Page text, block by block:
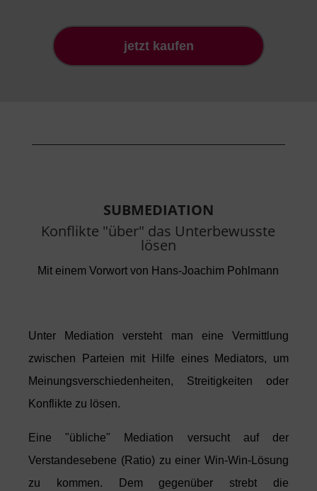
jetzt kaufen
SUBMEDIATION
Konflikte "über" das Unterbewusste
lösen
Mit einem Vorwort von Hans-Joachim Pohlmann
Unter Mediation versteht man eine Vermittlung
zwischen Parteien mit Hilfe einesMediators, um
Meinungsverschiedenheiten, Streitigkeiten oder
Konflikte zu lösen.
Eine "übliche" Mediation versucht auf der
Verstandesebene (Ratio) zu einer Win-Win-Lösung
zu kommen. Dem gegenüber strebt die